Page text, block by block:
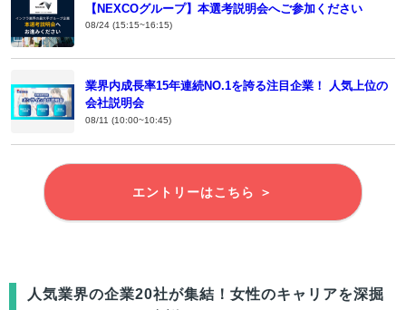
【NEXCOグループ】本選考説明会へご参加ください
08/24 (15:15~16:15)
業界内成長率15年連続NO.1を誇る注目企業！ 人気上位の
会社説明会
08/11 (10:00~10:45)
エントリーはこちら ＞
人気業界の企業20社が集結！女性のキャリアを深掘